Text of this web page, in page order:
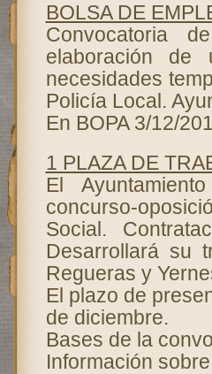
BOLSA DE
Convocatoria
elaboración
necesidades
Policía Local.
En BOPA 3/12/
1 PLAZA DE
El
concurso-
Social.
Desarrollará su
Regueras y
El plazo de
de diciembre.
Bases de la
Información